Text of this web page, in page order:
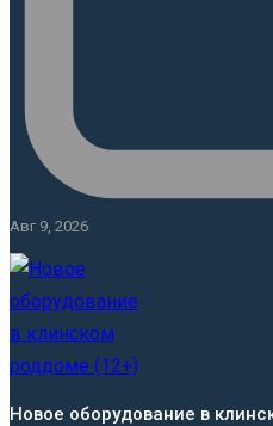
Авг 9, 2026
Новое оборудование в